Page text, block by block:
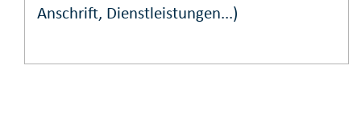
Anschrift, Dienstleistungen...)